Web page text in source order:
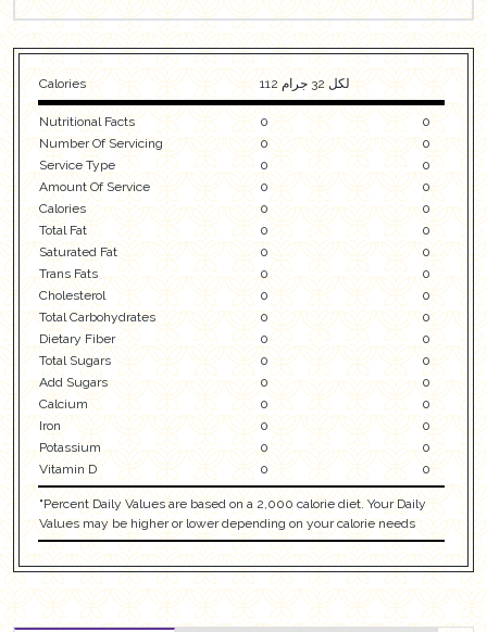
Calories 112 لكل 32 جرام
Nutritional Facts 0
0
Number Of Servicing
0
0
Service Type
0
0
Amount Of Service
0
0
Calories
0
0
Total Fat
0
0
Saturated Fat
0
0
Trans Fats
0
0
Cholesterol
0
0
Total Carbohydrates
0
0
Dietary Fiber
0
0
Total Sugars
0
0
Add Sugars
0
0
Calcium
0
0
Iron
0
0
Potassium
0
0
Vitamin D
0 0
"Percent Daily Values are based on a 2,000 calorie diet. Your Daily
Values may be higher or lower depending on your calorie needs